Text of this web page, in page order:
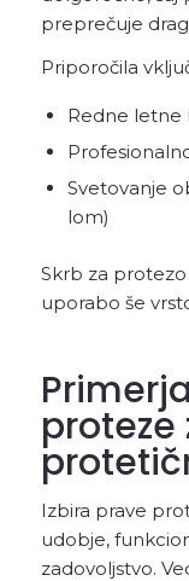
preprečuje
Priporočila
Redne letne
Svetovanje
lom)
Skrb za
uporabo še
proteze
Izbira prave
udobje,
zadovoljstvo.